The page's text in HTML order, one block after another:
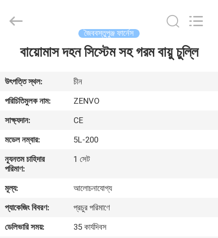
পণ্য
আমাদের
কারখানা
মান
নিয়ন্ত্রণ
জৈববস্তুপুঞ্জ ফার্নেস
বায়োমাস দহন সিস্টেম সহ গরম বায়ু চুল্লি
উৎপত্তি স্থল:
চীন
পরিচিতিমুলক নাম:
ZENVO
সাক্ষ্যদান:
CE
মডেল নম্বার:
5L-200
ন্যূনতম চাহিদার
পরিমাণ:
1 সেট
মূল্য:
আলোচনাযোগ্য
প্যাকেজিং বিবরণ:
প্রচুর পরিমাণে
ডেলিভারি সময়:
35 কার্যদিবস